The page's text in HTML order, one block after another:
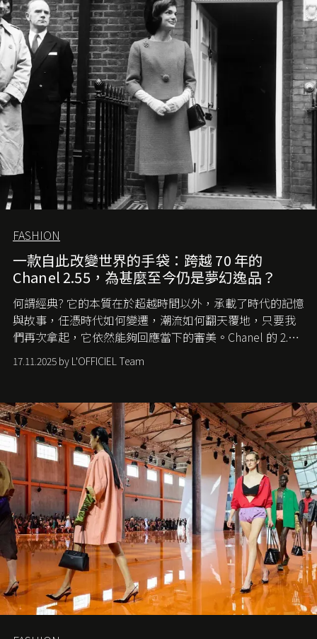
FASHION
一款自此改變世界的手袋：跨越 70 年的
Chanel 2.55，為甚麼至今仍是夢幻逸品？
何謂經典? 它的本質在於超越時間以外，承載了時代的記憶
與故事，任憑時代如何變遷，潮流如何翻天覆地，只要我
們再次拿起，它依然能夠回應當下的審美。Chanel 的 2.55
手袋更是這樣存在，自問世至今，一直有着舉足輕重的地
位。如果說每個女生的第一個夢想手袋是 Chanel，那 2.55
愛它的雋永與優雅。那麼這個手袋是怎麼誕生的呢？又為
甚麼取名叫 2.55 ？今天就由《L'Officiel HK》帶你穿越流金
歲月，回顧 2.55 的誕生故事。
17.11.2025 by L'OFFICIEL Team